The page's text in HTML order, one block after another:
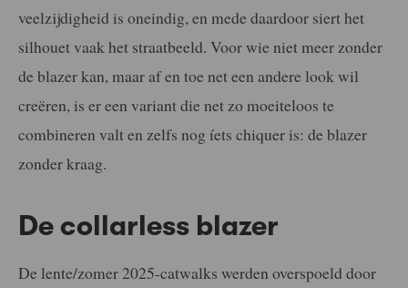
veelzijdigheid is oneindig, en mede daardoor siert het
silhouet vaak het straatbeeld. Voor wie niet meer zonder
de blazer kan, maar af en toe net een andere look wil
creëren, is er een variant die net zo moeiteloos te
combineren valt en zelfs nog íets chiquer is: de blazer
zonder kraag.
De collarless blazer
De lente/zomer 2025-catwalks werden overspoeld door